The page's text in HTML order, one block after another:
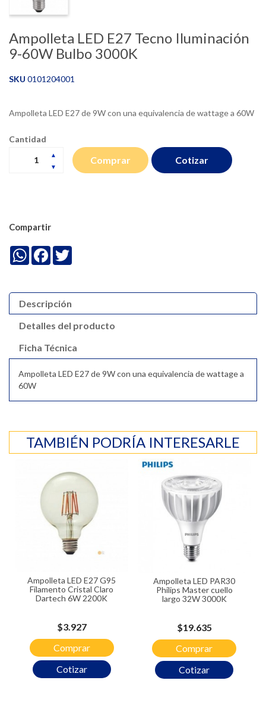
Ampolleta LED E27 Tecno Iluminación
9-60W Bulbo 3000K
SKU 0101204001
Ampolleta LED E27 de 9W con una equivalencia de wattage a 60W
Cantidad
Comprar Cotizar
Compartir
WhatsApp
Facebook
Descripción
Detalles del producto
Ficha Técnica
Ampolleta LED E27 de 9W con una equivalencia de wattage a
60W
TAMBIÉN PODRÍA INTERESARLE
Ampolleta LED E27 G95
Filamento Cristal Claro
Dartech 6W 2200K
Cotizar
Precio
$3.927
Comprar
Ampolleta LED PAR30
Philips Master cuello
largo 32W 3000K
Cotizar
Precio
$19.635
Comprar